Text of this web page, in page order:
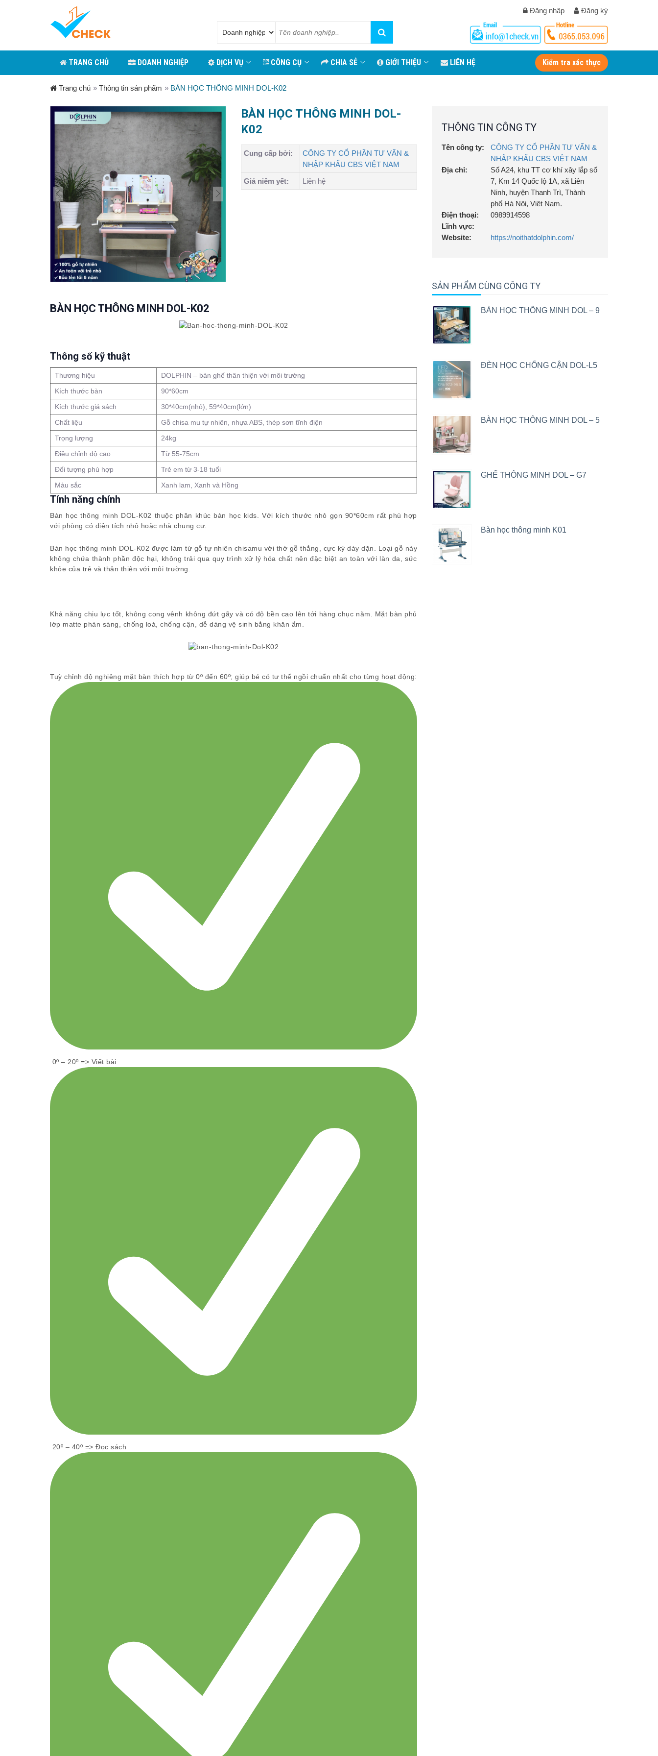
Đăng nhập Đăng ký
TRANG CHỦ DOANH NGHIỆP DỊCH VỤ CÔNG CỤ CHIA SẺ GIỚI THIỆU LIÊN HỆ Kiểm tra xác thực
Trang chủ » Thông tin sản phẩm » BÀN HỌC THÔNG MINH DOL-K02
BÀN HỌC THÔNG MINH DOL-
K02
Cung cấp bởi:
CÔNG TY CỔ PHẦN TƯ VẤN &
NHẬP KHẨU CBS VIỆT NAM
Giá niêm yết:
Liên hệ
BÀN HỌC THÔNG MINH DOL-K02
Thông số kỹ thuật
Thương hiệu
DOLPHIN – bàn ghế thân thiện với môi trường
Kích thước bàn
90*60cm
Kích thước giá sách
30*40cm(nhỏ), 59*40cm(lớn)
Chất liệu
Gỗ chisa mu tự nhiên, nhựa ABS, thép sơn tĩnh điện
Trọng lượng
24kg
Điều chỉnh độ cao
Từ 55-75cm
Đối tượng phù hợp
Trẻ em từ 3-18 tuổi
Màu sắc
Xanh lam, Xanh và Hồng
Tính năng chính
Bàn học thông minh DOL-K02 thuộc phân khúc bàn học kids. Với kích thước nhỏ gọn 90*60cm rất phù hợp
với phòng có diện tích nhỏ hoặc nhà chung cư.
Bàn học thông minh DOL-K02 được làm từ gỗ tự nhiên chisamu với thớ gỗ thẳng, cực kỳ dày dặn. Loại gỗ này
không chứa thành phần độc hại, không trải qua quy trình xử lý hóa chất nên đặc biệt an toàn với làn da, sức
khỏe của trẻ và thân thiện với môi trường.
Khả năng chịu lực tốt, không cong vênh không đứt gãy và có độ bền cao lên tới hàng chục năm. Mặt bàn phủ
lớp matte phản sáng, chống loá, chống cận, dễ dàng vệ sinh bằng khăn ẩm.
Tuỳ chỉnh độ nghiêng mặt bàn thích hợp từ 0º đến 60º; giúp bé có tư thế ngồi chuẩn nhất cho từng hoạt động:
0º – 20º => Viết bài
20º – 40º => Đọc sách
THÔNG TIN CÔNG TY
Tên công ty:
CÔNG TY CỔ PHẦN TƯ VẤN &
NHẬP KHẨU CBS VIỆT NAM
Địa chỉ:
Số A24, khu TT cơ khí xây lắp số
7, Km 14 Quốc lộ 1A, xã Liên
Ninh, huyện Thanh Trì, Thành
phố Hà Nội, Việt Nam.
Điện thoại:
0989914598
Lĩnh vực:
Website:
https://noithatdolphin.com/
SẢN PHẨM CÙNG CÔNG TY
BÀN HỌC THÔNG MINH DOL – 9
ĐÈN HỌC CHỐNG CẬN DOL-L5
BÀN HỌC THÔNG MINH DOL – 5
GHẾ THÔNG MINH DOL – G7
Bàn học thông minh K01